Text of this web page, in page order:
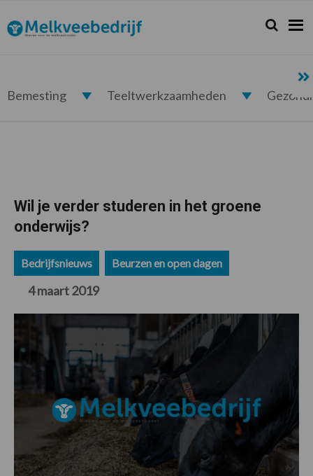
de
hoofdnavigatie
de
hoofd
de
eerste
de
voettekst
Melkveebedrijf.nl Zoeken...
Zoek
Bemesting Teeltwerkzaamheden
Wil je verder studeren in het groene
onderwijs?
Bedrijfsnieuws Beurzen en open dagen
4 maart 2019